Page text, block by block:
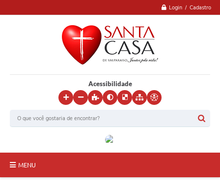
Login / Cadastro
Acessibilidade
MENU